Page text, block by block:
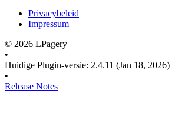
Privacybeleid
Impressum
© 2026 LPagery
•
Huidige Plugin-versie: 2.4.11 (Jan 18, 2026)
•
Release Notes